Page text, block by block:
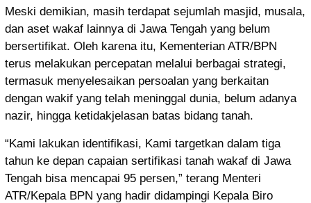
Meski demikian, masih terdapat sejumlah masjid, musala,
dan aset wakaf lainnya di Jawa Tengah yang belum
bersertifikat. Oleh karena itu, Kementerian ATR/BPN
terus melakukan percepatan melalui berbagai strategi,
termasuk menyelesaikan persoalan yang berkaitan
dengan wakif yang telah meninggal dunia, belum adanya
nazir, hingga ketidakjelasan batas bidang tanah.
“Kami lakukan identifikasi, Kami targetkan dalam tiga
tahun ke depan capaian sertifikasi tanah wakaf di Jawa
Tengah bisa mencapai 95 persen,” terang Menteri
ATR/Kepala BPN yang hadir didampingi Kepala Biro